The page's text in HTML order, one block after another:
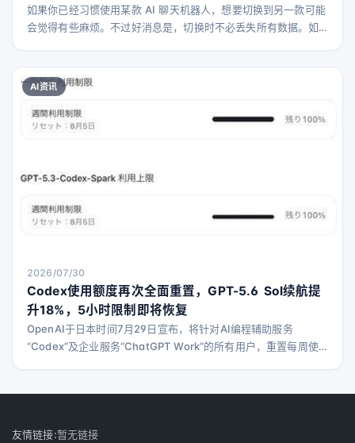
如果你已经习惯使用某款 AI 聊天机器人，想要切换到另一款可能
会觉得有些麻烦。不过好消息是，切换时不必丢失所有数据。如
机器人不仅仅是用来聊天，几乎所有主流 AI 工具都能生成各种内
容，包括照片、视频等。随着 AI 技术越来越智能和强大，你可能
希望无论使用哪款工具，都能保
AI资讯
2026/07/30
Codex使用额度再次全面重置，GPT-5.6 Sol续航提
升18%，5小时限制即将恢复
OpenAI于日本时间7月29日宣布，将针对AI编程辅助服务
“Codex”及企业服务“ChatGPT Work”的所有用户，重置每周使
友情链接:暂无链接